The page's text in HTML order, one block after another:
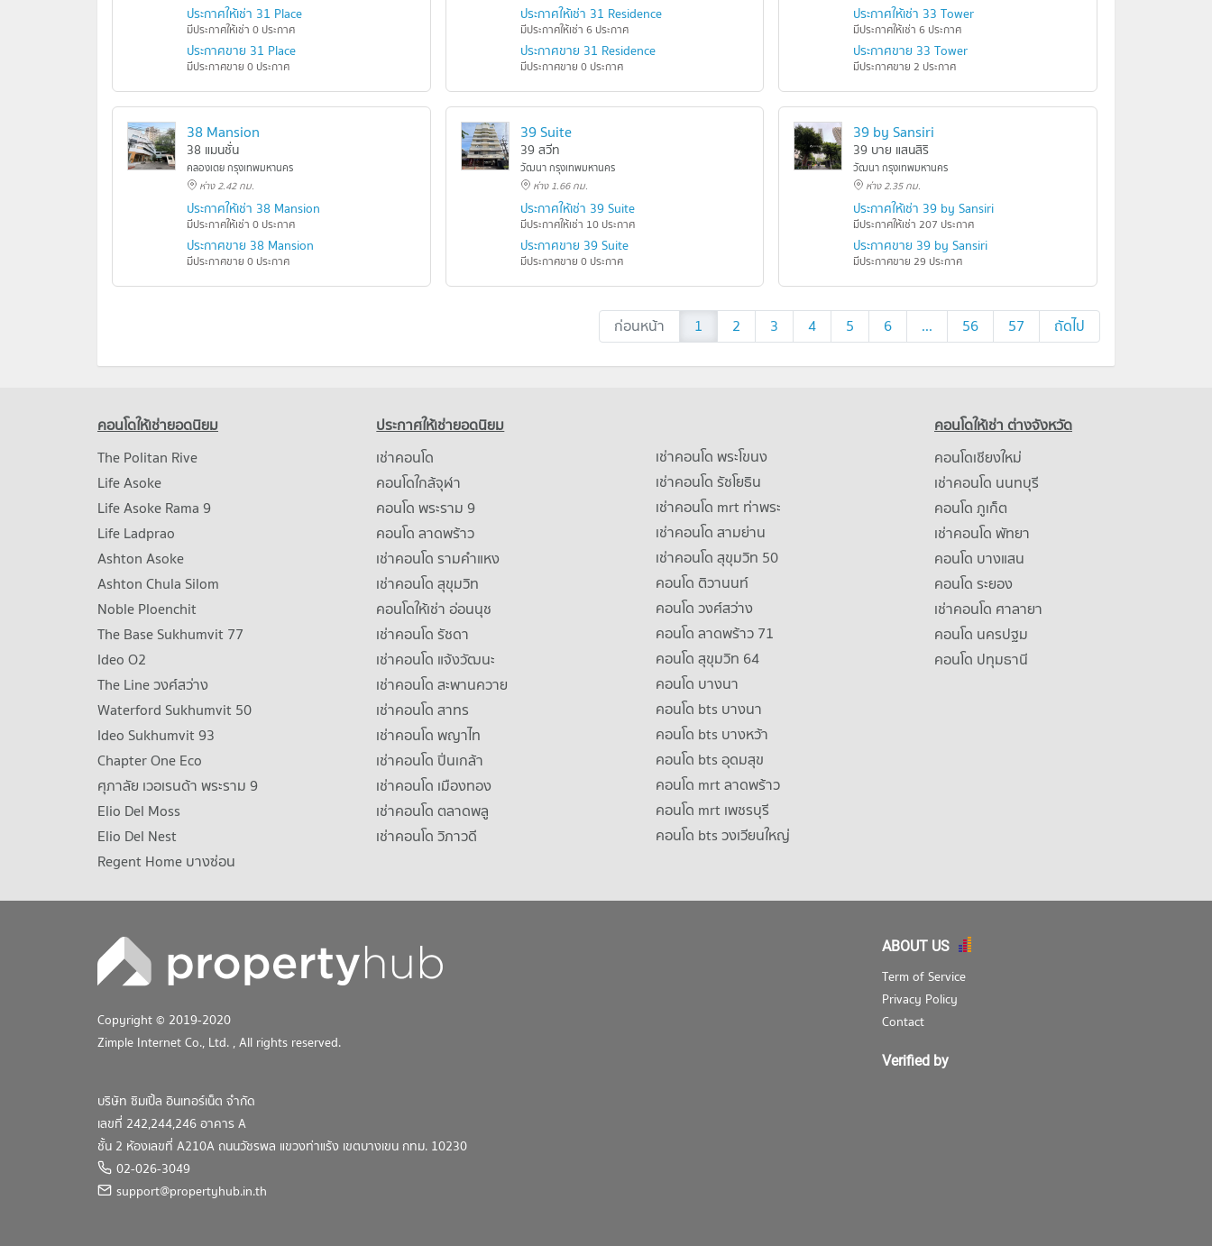
ประกาศให้เช่า 31 Place
มีประกาศให้เช่า 0 ประกาศ
ประกาศขาย 31 Place
มีประกาศขาย 0 ประกาศ
ประกาศให้เช่า 31 Residence
มีประกาศให้เช่า 6 ประกาศ
ประกาศขาย 31 Residence
มีประกาศขาย 0 ประกาศ
ประกาศให้เช่า 33 Tower
มีประกาศให้เช่า 6 ประกาศ
ประกาศขาย 33 Tower
มีประกาศขาย 2 ประกาศ
38 Mansion
38 แมนชั่น
คลองเตย กรุงเทพมหานคร
ห่าง 2.42 กม.
ประกาศให้เช่า 38 Mansion
มีประกาศให้เช่า 0 ประกาศ
ประกาศขาย 38 Mansion
มีประกาศขาย 0 ประกาศ
39 Suite
39 สวีท
วัฒนา กรุงเทพมหานคร
ห่าง 1.66 กม.
ประกาศให้เช่า 39 Suite
มีประกาศให้เช่า 10 ประกาศ
ประกาศขาย 39 Suite
มีประกาศขาย 0 ประกาศ
39 by Sansiri
39 บาย แสนสิริ
วัฒนา กรุงเทพมหานคร
ห่าง 2.35 กม.
ประกาศให้เช่า 39 by Sansiri
มีประกาศให้เช่า 207 ประกาศ
ประกาศขาย 39 by Sansiri
มีประกาศขาย 29 ประกาศ
ก่อนหน้า 1 2 3 4 5 6 ... 56 57 ถัดไป
คอนโดให้เช่ายอดนิยม
The Politan Rive
Life Asoke
Life Asoke Rama 9
Life Ladprao
Ashton Asoke
Ashton Chula Silom
Noble Ploenchit
The Base Sukhumvit 77
Ideo O2
The Line วงศ์สว่าง
Waterford Sukhumvit 50
Ideo Sukhumvit 93
Chapter One Eco
ศุภาลัย เวอเรนด้า พระราม 9
Elio Del Moss
Elio Del Nest
Regent Home บางซ่อน
ประกาศให้เช่ายอดนิยม
เช่าคอนโด
คอนโดใกล้จุฬา
คอนโด พระราม 9
คอนโด ลาดพร้าว
เช่าคอนโด รามคําแหง
เช่าคอนโด สุขุมวิท
คอนโดให้เช่า อ่อนนุช
เช่าคอนโด รัชดา
เช่าคอนโด แจ้งวัฒนะ
เช่าคอนโด สะพานควาย
เช่าคอนโด สาทร
เช่าคอนโด พญาไท
เช่าคอนโด ปิ่นเกล้า
เช่าคอนโด เมืองทอง
เช่าคอนโด ตลาดพลู
เช่าคอนโด วิภาวดี
เช่าคอนโด พระโขนง
เช่าคอนโด รัชโยธิน
เช่าคอนโด mrt ท่าพระ
เช่าคอนโด สามย่าน
เช่าคอนโด สุขุมวิท 50
คอนโด ติวานนท์
คอนโด วงศ์สว่าง
คอนโด ลาดพร้าว 71
คอนโด สุขุมวิท 64
คอนโด บางนา
คอนโด bts บางนา
คอนโด bts บางหว้า
คอนโด bts อุดมสุข
คอนโด mrt ลาดพร้าว
คอนโด mrt เพชรบุรี
คอนโด bts วงเวียนใหญ่
คอนโดให้เช่า ต่างจังหวัด
คอนโดเชียงใหม่
เช่าคอนโด นนทบุรี
คอนโด ภูเก็ต
เช่าคอนโด พัทยา
คอนโด บางแสน
คอนโด ระยอง
เช่าคอนโด ศาลายา
คอนโด นครปฐม
คอนโด ปทุมธานี
Copyright © 2019-2020
Zimple Internet Co., Ltd. , All rights reserved.
บริษัท ซิมเปิ้ล อินเทอร์เน็ต จำกัด
เลขที่ 242,244,246 อาคาร A
ชั้น 2 ห้องเลขที่ A210A ถนนวัชรพล แขวงท่าแร้ง เขตบางเขน กทม. 10230
02-026-3049
support@propertyhub.in.th
ABOUT US
Term of Service
Privacy Policy
Contact
Verified by